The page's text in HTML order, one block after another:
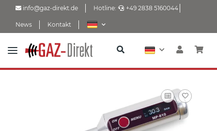
info@gaz-direkt.de Hotline: +49 2838 5160044
News Kontakt